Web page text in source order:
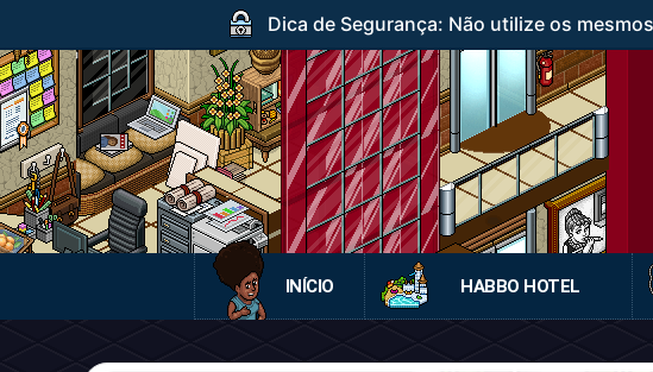
Dica de Segurança: Não utilize os
INÍCIO HABBO HOTEL